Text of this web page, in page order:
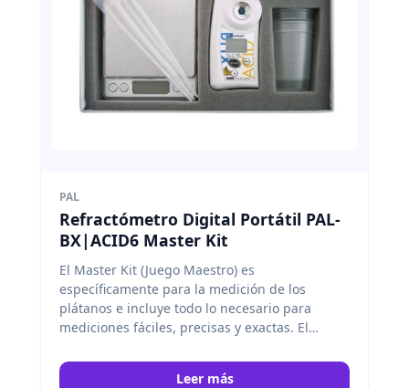
PAL
Refractómetro Digital Portátil PAL-
BX|ACID6 Master Kit
El Master Kit (Juego Maestro) es
específicamente para la medición de los
plátanos e incluye todo lo necesario para
mediciones fáciles, precisas y exactas. El
cuchara de medida. Atago
Leer más